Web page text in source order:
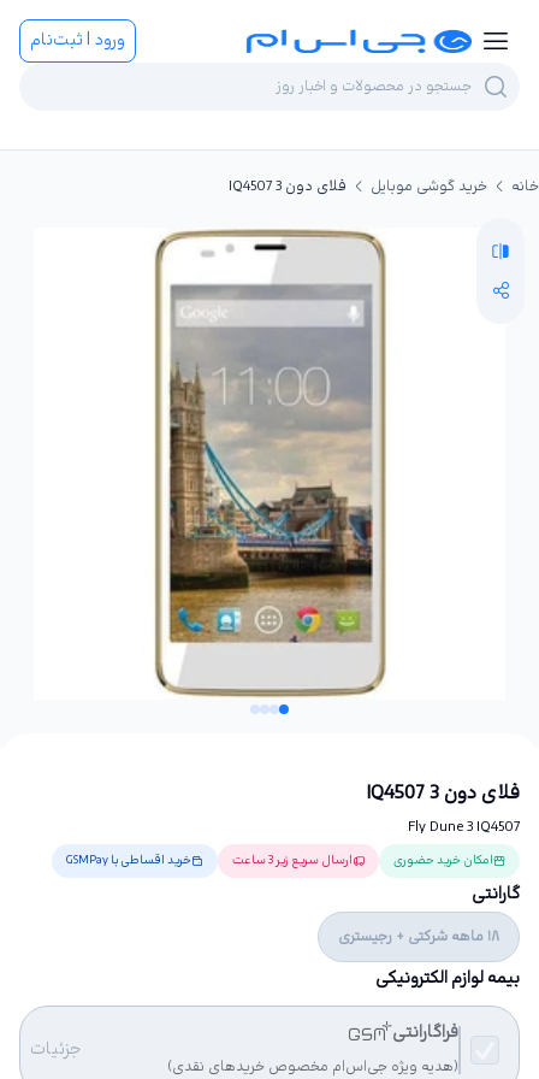
ورود | ثبت‌نام
خانه خرید گوشی موبایل فلای دون 3 IQ4507
فلای دون 3 IQ4507
Fly Dune 3 IQ4507
امکان خرید حضوری ارسال سریع زیر 3 ساعت خرید اقساطی با GSMPay
گارانتی
18 ماهه شرکتی + رجیستری
بیمه لوازم الکترونیکی
فراگارانتی
(هدیه ویژه جی‌اس‌ام مخصوص خریدهای نقدی)
جزئیات